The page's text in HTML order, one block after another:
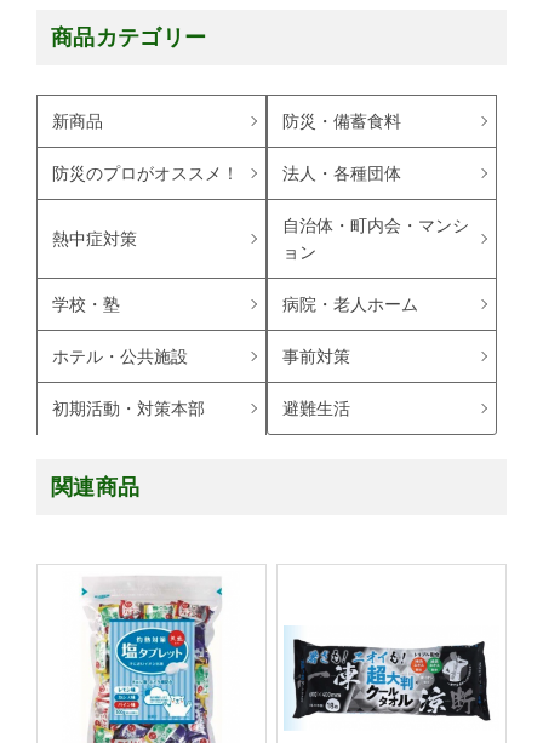
商品カテゴリー
新商品 防災・備蓄食料
防災のプロがオススメ！ 法人・各種団体
熱中症対策
自治体・町内会・マンシ
ョン
学校・塾 病院・老人ホーム
ホテル・公共施設 事前対策
初期活動・対策本部 避難生活
関連商品